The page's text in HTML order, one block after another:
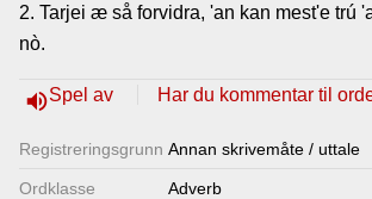
2. Tarjei æ så forvidra, 'an kan mest'e trú
nò.
volume_upSpel av Har du kommentar til
Registrerings­grunn Annan skrivemåte / uttale
Ordklasse Adverb
Lenkjer
oss